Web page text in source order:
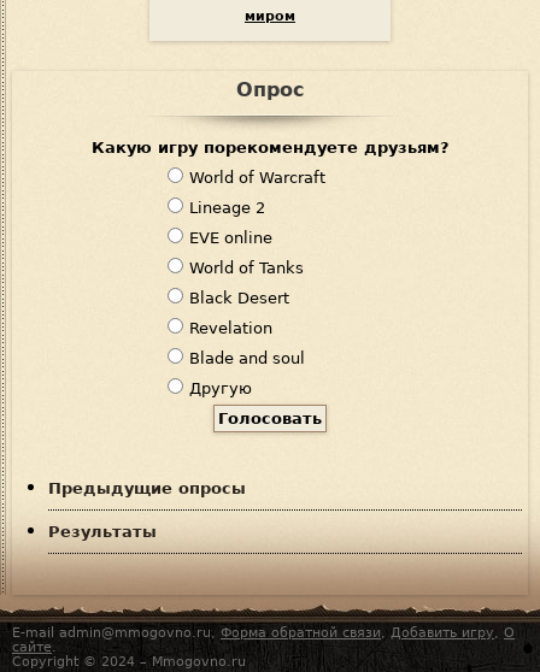
миром
Опрос
Какую игру порекомендуете друзьям?
В
а
р
и
а
н
т
ы
World of Warcraft
Lineage 2
EVE online
World of Tanks
Black Desert
Revelation
Blade and soul
Другую
Предыдущие опросы
Результаты
E-mail admin@mmogovno.ru, Форма обратной связи, Добавить игру, О
сайте.
Copyright © 2024 – Mmogovno.ru